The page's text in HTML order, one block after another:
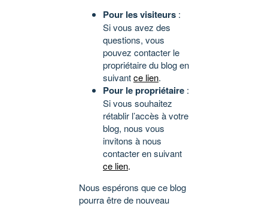
Pour les visiteurs :
Si vous avez des
questions, vous
pouvez contacter le
propriétaire du blog en
suivantce lien.
Pour le propriétaire :
Si vous souhaitez
rétablir l’accès à votre
blog, nous vous
invitons à nous
contacter en suivant
ce lien.
Nous espérons que ce blog
pourra être de nouveau